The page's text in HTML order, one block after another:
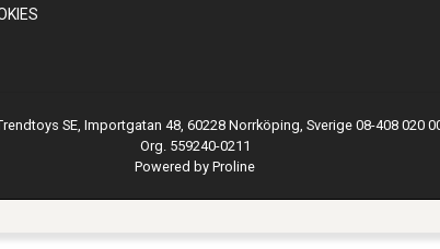
SE, Importgatan 48, 60228 Norrköping, Sverige 08-408 020
Org. 559240-0211
Powered by Proline